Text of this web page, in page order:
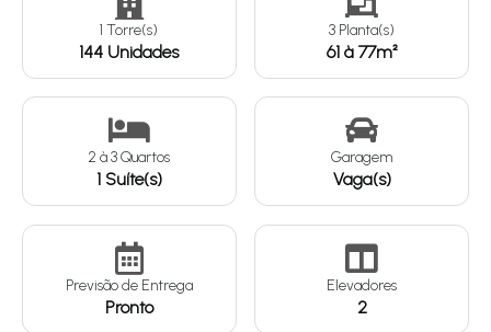
1 Torre(s)
144 Unidades
3 Planta(s)
61 à 77m²
2 à3Quartos
1 Suíte(s)
Garagem
Vaga(s)
Previsão de Entrega
Pronto
Elevadores
2